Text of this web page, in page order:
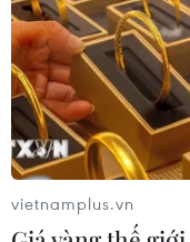
Nguyễn Minh Hùng
Giám đốc Công ty
(nguyên Giám đốc
quốc tế H&C) bị
vietnamplus.vn